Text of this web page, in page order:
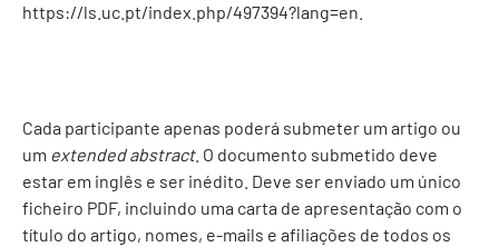
https://ls.uc.pt/index.php/497394?lang=en
Cada participante apenas poderá submeter um artigo ou
um extended abstract. O documento submetido deve
estar em inglês e ser inédito. Deve ser enviado um único
ficheiro PDF, incluindo uma carta de apresentação com o
título do artigo, nomes, e-mails e afiliações de todos os